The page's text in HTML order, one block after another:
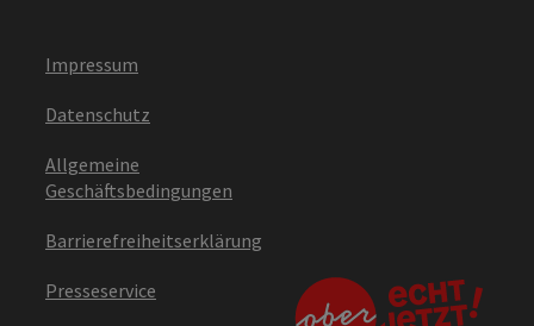
Impressum
Datenschutz
Allgemeine
Geschäftsbedingungen
Barrierefreiheitserklärung
Presseservice